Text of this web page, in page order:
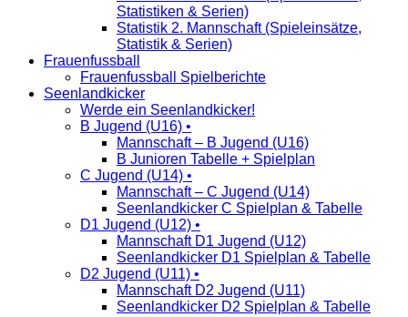
Statistiken & Serien)
Statistik 2. Mannschaft (Spieleinsätze,
Statistik & Serien)
Frauenfussball
Frauenfussball Spielberichte
Seenlandkicker
Werde ein Seenlandkicker!
B Jugend (U16) •
Mannschaft – B Jugend (U16)
B Junioren Tabelle + Spielplan
C Jugend (U14) •
Mannschaft – C Jugend (U14)
Seenlandkicker C Spielplan & Tabelle
D1 Jugend (U12) •
Mannschaft D1 Jugend (U12)
Seenlandkicker D1 Spielplan & Tabelle
D2 Jugend (U11) •
Mannschaft D2 Jugend (U11)
Seenlandkicker D2 Spielplan & Tabelle